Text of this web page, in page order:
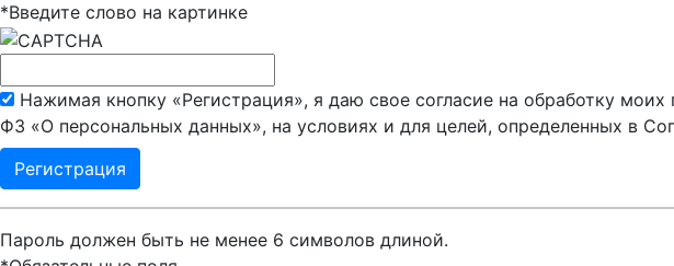
*Введите слово на картинке
Нажимая кнопку «Регистрация», я даю свое согласие на обработку
ФЗ «О персональных данных», на условиях и для целей, определенных в
Пароль должен быть не менее 6 символов длиной.